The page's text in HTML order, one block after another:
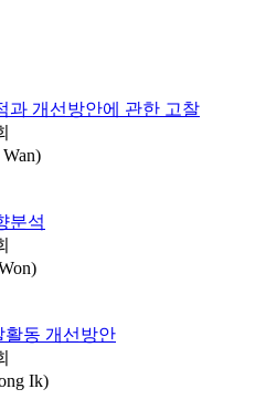
과 개선방안에 관한 고찰
분석
활동 개선방안
Ik)